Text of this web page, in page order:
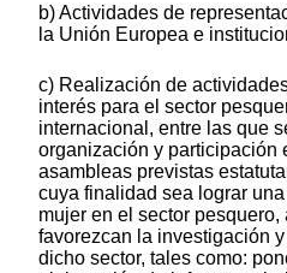
b) Actividades de
la Unión Europea e
c) Realización de
interés para el sector
internacional, entre las que
organización y participación
asambleas previstas
cuya finalidad sea lograr
mujer en el sector
favorezcan la investigación
dicho sector, tales como: